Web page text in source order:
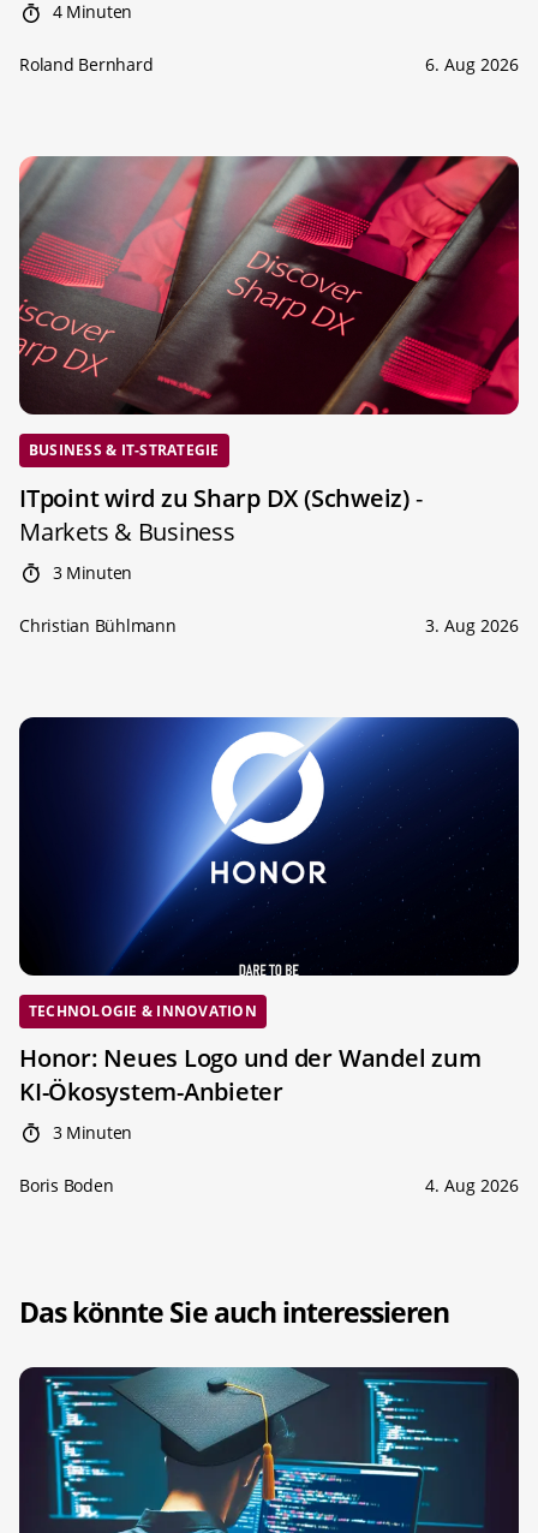
4 Minuten
Roland Bernhard 6. Aug 2026
BUSINESS & IT-STRATEGIE
ITpoint wird zu Sharp DX (Schweiz)-
Markets & Business
3 Minuten
Christian Bühlmann 3. Aug 2026
TECHNOLOGIE & INNOVATION
Honor: Neues Logo und der Wandel zum
KI-Ökosystem-Anbieter
3 Minuten
Boris Boden 4. Aug 2026
Das könnte Sie auch interessieren